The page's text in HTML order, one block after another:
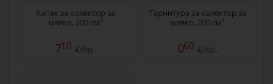
Капак за колектор за
мляко, 200 см³
710 €/бр.
Гарнитура за колектор за
мляко, 200 см³
060 €/бр.